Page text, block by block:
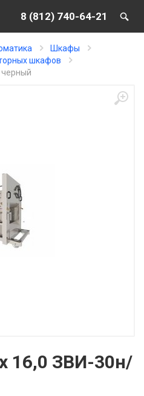
8 (812) 740-64-21
Шкафы
шкафов
16,0 ЗВИ-30н/